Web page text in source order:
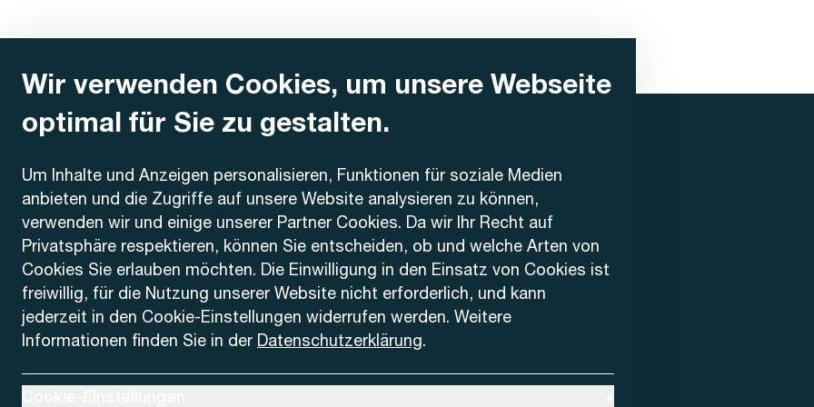
Wir verwenden Cookies, um unsere Webseite
optimal für Sie zu gestalten.
Um Inhalte und Anzeigen personalisieren, Funktionen für soziale Medien
anbieten und die Zugriffe auf unsere Website analysieren zu können,
verwenden wir und einige unserer Partner Cookies. Da wir Ihr Recht auf
Privatsphäre respektieren, können Sie entscheiden, ob und welche Arten von
Cookies Sie erlauben möchten. Die Einwilligung in den Einsatz von Cookies ist
freiwillig, für die Nutzung unserer Website nicht erforderlich, und kann
jederzeit in den Cookie-Einstellungen widerrufen werden. Weitere
Informationen finden Sie in der Datenschutzerklärung.
AREMO
Busbetrieb Solothurn Grenchen und Umgebung AG
Dornacherstrasse 48
4500 Solothurn
Telefon
+41 32 622 37 22
Kontaktformular